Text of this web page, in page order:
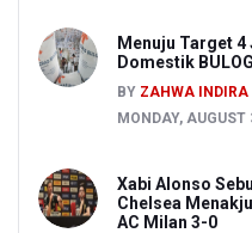
Menuju Target 4
Domestik
BY ZAHWA INDIRA
MONDAY,
Xabi Alonso
Chelsea
AC Milan 3-0